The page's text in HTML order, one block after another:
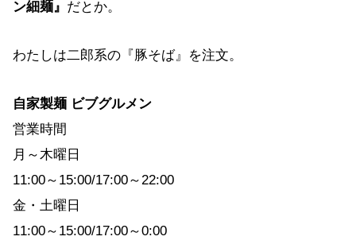
ン細麺』 だとか。
わたしは二郎系の『豚そば』を注文。
自家製麺 ビブグルメン
営業時間
月～木曜日
11:00～15:00/17:00～22:00
金・土曜日
11:00～15:00/17:00～0:00